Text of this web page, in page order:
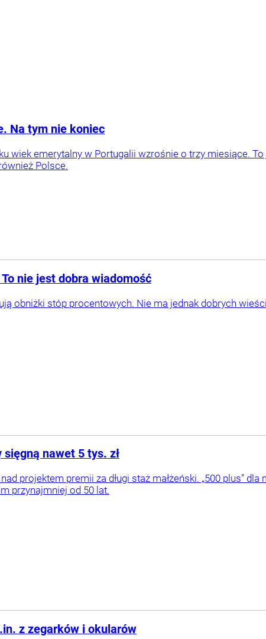
Na tym nie koniec
wiek emerytalny w Portugalii wzrośnie o trzy miesiące.
Polsce.
nie jest dobra wiadomość
obniżki stóp procentowych. Nie ma jednak dobrych
sięgną nawet 5 tys. zł
projektem premii za długi staż małżeński. „500 plus”
przynajmniej od 50 lat.
z zegarków i okularów